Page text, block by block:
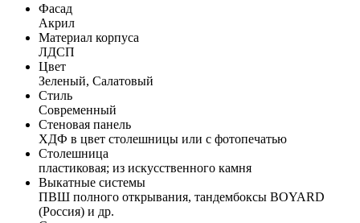
Фасад
Акрил
Материал корпуса
ЛДСП
Цвет
Зеленый, Салатовый
Стиль
Современный
Стеновая панель
ХДФ в цвет столешницы или с фотопечатью
Столешница
пластиковая; из искусственного камня
Выкатные системы
ПВШ полного открывания, тандембоксы BOYARD
(Россия) и др.